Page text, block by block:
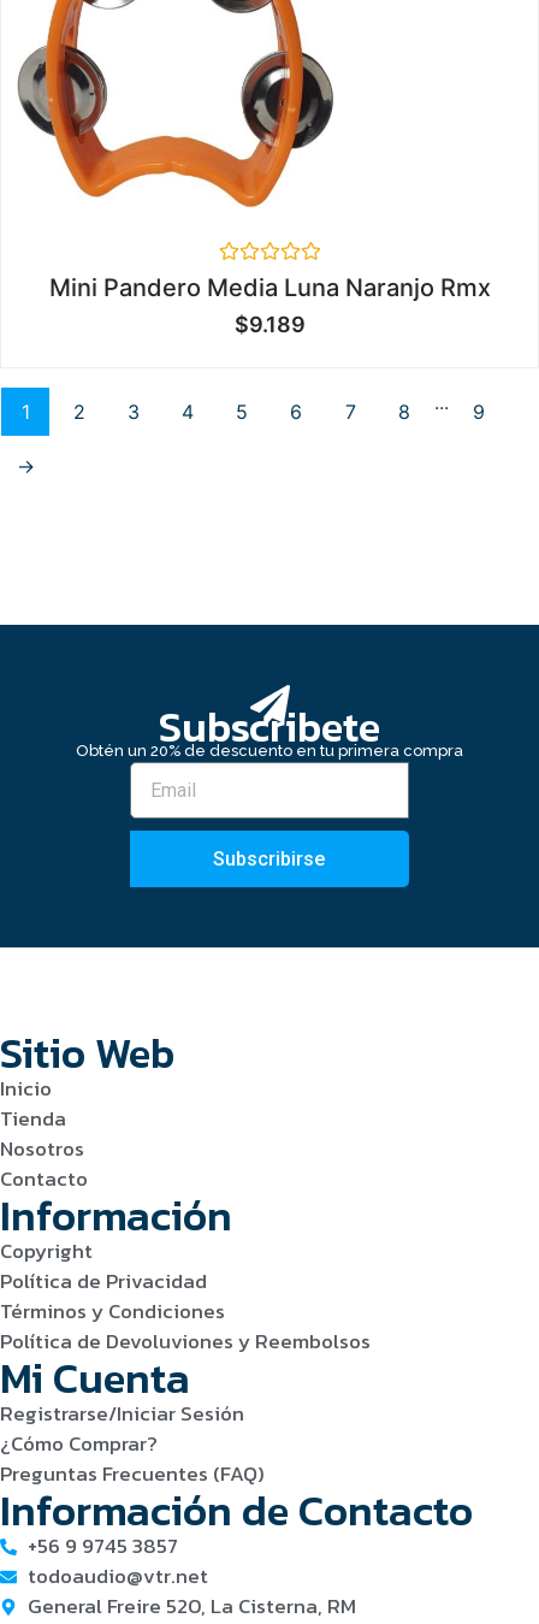
Valorado
en
de
Mini Pandero Media Luna Naranjo Rmx
$9.189
1 2 3 4 5 6 7 8 ... 9
→
Subscribete
Obtén un 20% de descuento en tu primera compra
Subscribirse
Sitio Web
Inicio
Tienda
Nosotros
Contacto
Información
Copyright
Política de Privacidad
Términos y Condiciones
Política de Devoluviones y Reembolsos
Mi Cuenta
Registrarse/Iniciar Sesión
¿Cómo Comprar?
Preguntas Frecuentes (FAQ)
Información de Contacto
+56 9 9745 3857
todoaudio@vtr.net
General Freire 520, La Cisterna, RM